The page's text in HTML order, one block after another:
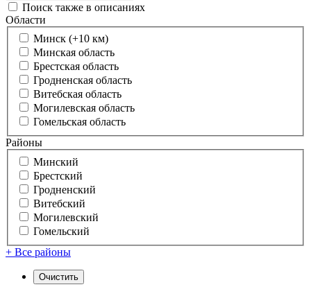
Поиск также в описаниях
Области
Минск (+10 км)
Минская область
Брестская область
Гродненская область
Витебская область
Могилевская область
Гомельская область
Районы
Минский
Брестский
Гродненский
Витебский
Могилевский
Гомельский
+ Все районы